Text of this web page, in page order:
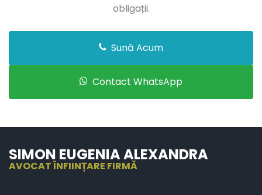
obligații.
Sună Acum
Contact WhatsApp
SIMON EUGENIA ALEXANDRA
AVOCAT ÎNFIINȚARE FIRMĂ